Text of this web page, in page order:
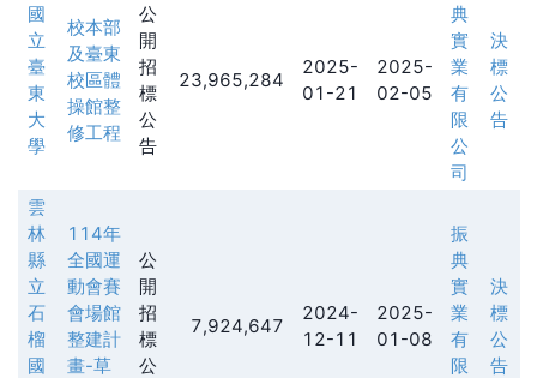
國
立
臺
東
大
學
校本部
及臺東
校區體
操館整
修工程
公
開
招
標
公
告
23,965,284
2025-
01-21
2025-
02-05
典
實
業
有
限
公
司
決
標
公
告
雲
林
縣
立
石
榴
國
114年
全國運
動會賽
會場館
整建計
畫-草
公
開
招
標
公
7,924,647
2024-
12-11
2025-
01-08
振
典
實
業
有
限
決
標
公
告